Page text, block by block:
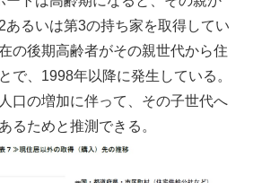
あるいは第3の持ち家を取得してい
の後期高齢者がその親世代から住
で、1998年以降に発生している。
口の増加に伴って、その子世代へ
るためと推測できる。